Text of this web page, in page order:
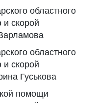
областного
скорой
областного
скорой
Гуськова
помощи